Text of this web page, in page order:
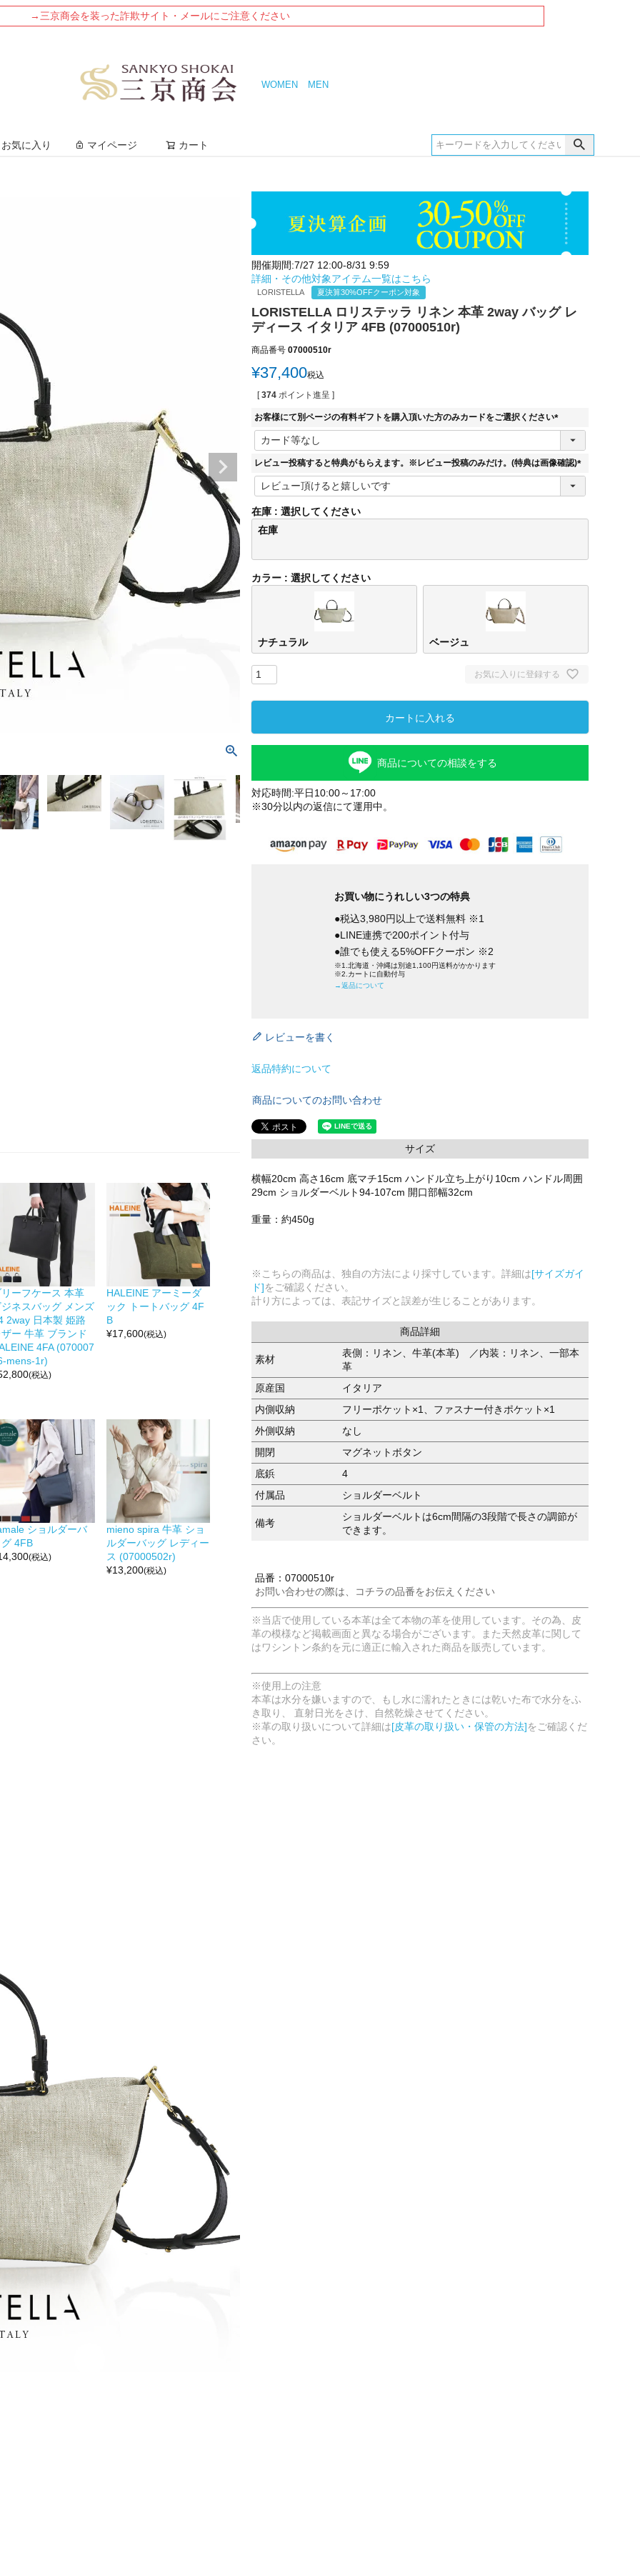
→三京商会を装った詐欺サイト・メールにご注意ください
WOMEN MEN
お気に入り マイページ カート
ーフケース 本革
ネスバッグ メンズ
2way 日本製 姫路
ー 牛革 ブランド
4FA (070007
mens-1r)
(税込)
HALEINE アーミーダ
ック トートバッグ 4F
B
¥17,600(税込)
ショルダーバ
4FB
(税込)
mieno spira 牛革 ショ
ルダーバッグ レディー
ス (07000502r)
¥13,200(税込)
開催期間:7/27 12:00-8/31 9:59
詳細・その他対象アイテム一覧はこちら
LORISTELLA 夏決算30%OFFクーポン対象
LORISTELLA ロリステッラ リネン 本革 2way バッグ レ
ディース イタリア 4FB (07000510r)
商品番号 07000510r
¥37,400税込
[ 374 ポイント進呈 ]
お客様にて別ページの有料ギフトを購入頂いた方のみカードをご選択ください
(
須
レビュー投稿すると特典がもらえます。※レビュー投稿のみだけ。(特典は画像確認)
(
)
在庫
選択してください
在庫
カラー 選択してください
ナチュラル ベージュ
お気に入りに登録する
カートに入れる
商品についての相談をする
対応時間:平日10:00～17:00
※30分以内の返信にて運用中。
お買い物にうれしい3つの特典
●税込3,980円以上で送料無料 ※1
●LINE連携で200ポイント付与
●誰でも使える5%OFFクーポン ※2
※1.北海道・沖縄は別途1,100円送料がかかります
※2.カートに自動付与
→返品について
レビューを書く
返品特約について
商品についてのお問い合わせ
サイズ
横幅20cm 高さ16cm 底マチ15cm ハンドル立ち上がり10cm ハンドル周囲
29cm ショルダーベルト94-107cm 開口部幅32cm
重量：約450g
※こちらの商品は、独自の方法により採寸しています。詳細は[サイズガイ
ド]をご確認ください。
計り方によっては、表記サイズと誤差が生じることがあります。
商品詳細
素材
表側：リネン、牛革(本革) ／内装：リネン、一部本
革
原産国
イタリア
内側収納
フリーポケット×1、ファスナー付きポケット×1
外側収納
なし
開閉
マグネットボタン
底鋲
4
付属品
ショルダーベルト
備考
ショルダーベルトは6cm間隔の3段階で長さの調節が
できます。
品番：07000510r
お問い合わせの際は、コチラの品番をお伝えください
※当店で使用している本革は全て本物の革を使用しています。その為、皮
革の模様など掲載画面と異なる場合がございます。また天然皮革に関して
はワシントン条約を元に適正に輸入された商品を販売しています。
※使用上の注意
本革は水分を嫌いますので、もし水に濡れたときには乾いた布で水分をふ
き取り、 直射日光をさけ、自然乾燥させてください。
※革の取り扱いについて詳細は[皮革の取り扱い・保管の方法]をご確認くだ
さい。